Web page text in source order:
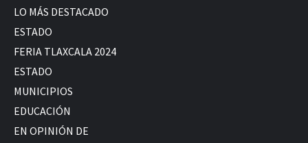
LO MÁS DESTACADO
ESTADO
FERIA TLAXCALA 2024
ESTADO
MUNICIPIOS
EDUCACIÓN
EN OPINIÓN DE